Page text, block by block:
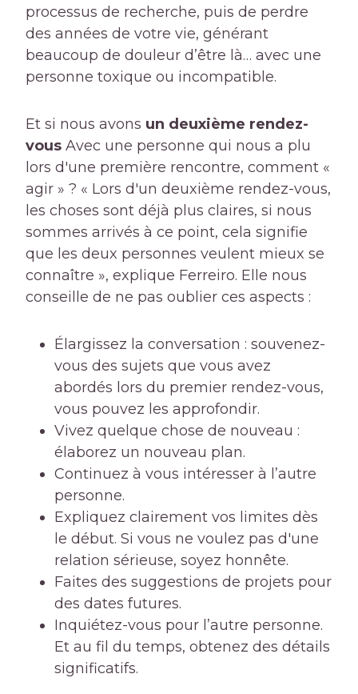
processus de recherche, puis de perdre
des années de votre vie, générant
beaucoup de douleur d’être là… avec une
personne toxique ou incompatible.
Et si nous avons un deuxième rendez-
vous Avec une personne qui nous a plu
lors d'une première rencontre, comment «
agir » ? « Lors d'un deuxième rendez-vous,
les choses sont déjà plus claires, si nous
sommes arrivés à ce point, cela signifie
que les deux personnes veulent mieux se
connaître », explique Ferreiro. Elle nous
conseille de ne pas oublier ces aspects :
Élargissez la conversation : souvenez-
vous des sujets que vous avez
abordés lors du premier rendez-vous,
vous pouvez les approfondir.
Vivez quelque chose de nouveau :
élaborez un nouveau plan.
Continuez à vous intéresser à l’autre
personne.
Expliquez clairement vos limites dès
le début. Si vous ne voulez pas d'une
relation sérieuse, soyez honnête.
Faites des suggestions de projets pour
des dates futures.
Inquiétez-vous pour l’autre personne.
Et au fil du temps, obtenez des détails
significatifs.